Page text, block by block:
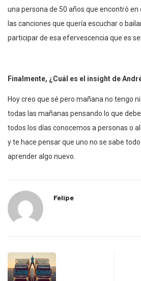
una persona de 50 años que encontró en
las canciones que quería escuchar o
participar de esa efervescencia que es
Finalmente, ¿Cuál es el insight de
Hoy creo que sé pero mañana no tengo
todas las mañanas pensando lo que
todos los días conocemos a personas o
y te hace pensar que uno no se sabe
aprender algo nuevo.
Felipe